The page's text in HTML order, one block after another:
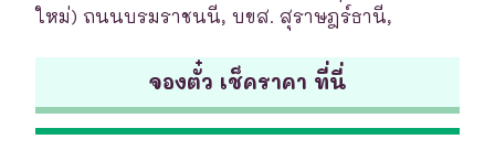
ใหม่) ถนนบรมราชนนี, บขส. สุราษฎร์ธานี,
จองตั๋ว เช็คราคา ที่นี่